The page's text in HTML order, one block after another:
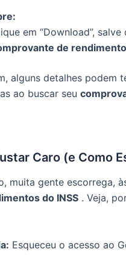
em “Download”,
de
alguns detalhes podem
ao buscar seu
Caro (e Como
muita gente escorrega,
do INSS . Veja,
Esqueceu o acesso ao